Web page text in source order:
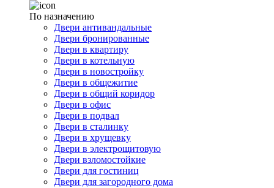
По назначению
Двери антивандальные
Двери бронированные
Двери в квартиру
Двери в котельную
Двери в новостройку
Двери в общежитие
Двери в общий коридор
Двери в офис
Двери в подвал
Двери в сталинку
Двери в хрущевку
Двери в электрощитовую
Двери взломостойкие
Двери для гостиниц
Двери для загородного дома